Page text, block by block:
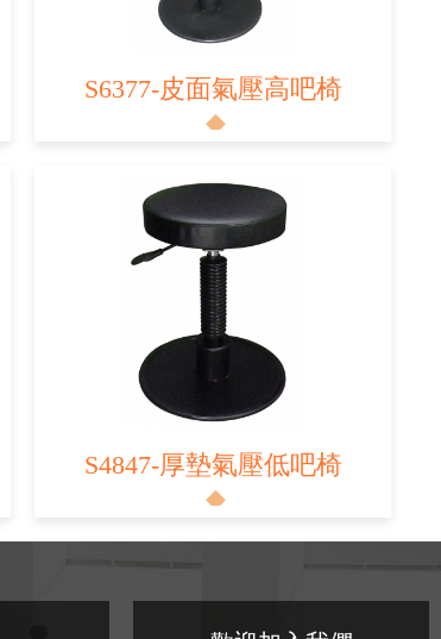
S6377-皮面氣壓高吧椅
S4847-厚墊氣壓低吧椅